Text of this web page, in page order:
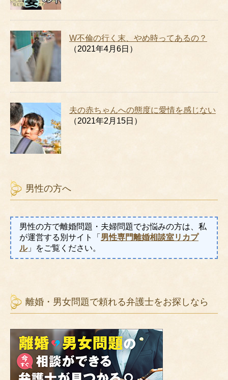
W不倫の行く末、やめ時ってあるの？
（2021年4月6日）
夫の赤ちゃんへの態度に愛情を感じない
（2021年2月15日）
男性の方へ
男性の方で離婚問題・夫婦問題でお悩みの方は、私
が運営する別サイト「 男性専門離婚相談室リカプ
ル」をご覧ください。
離婚・男女問題で頼れる弁護士をお探しなら